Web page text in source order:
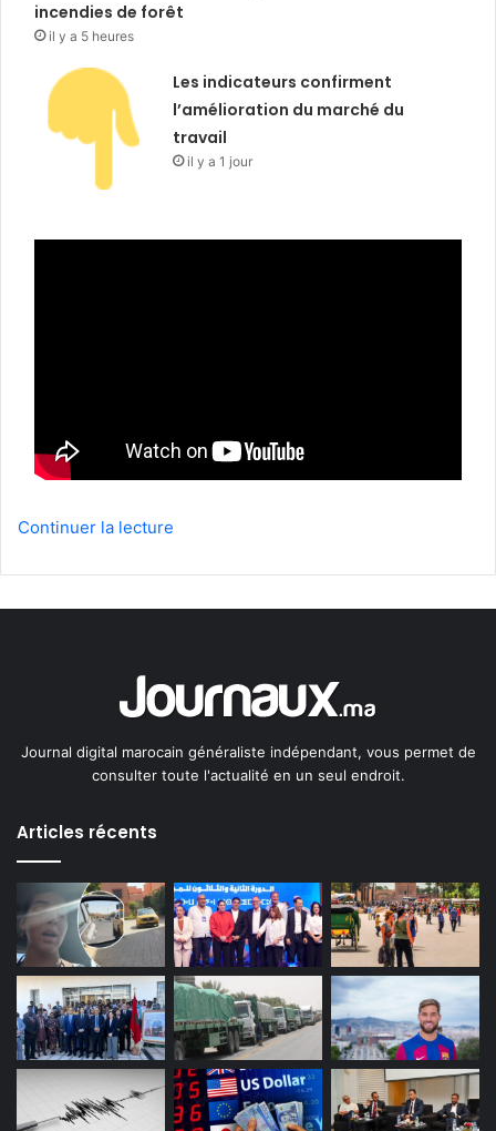
incendies de forêt
il y a 5 heures
Les indicateurs confirment
l’amélioration du marché du
travail
il y a 1 jour
Continuer la lecture
Journal digital marocain généraliste indépendant, vous permet de
consulter toute l'actualité en un seul endroit.
Articles récents